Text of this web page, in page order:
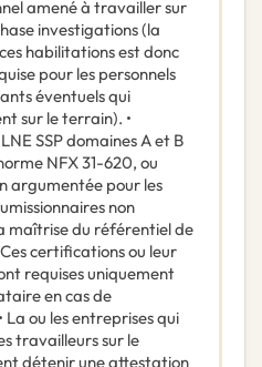
amené à travailler sur
investigations (la
habilitations est donc
pour les personnels
éventuels qui
sur le terrain). •
SSP domaines A et B
NFX 31-620, ou
argumentée pour les
non
maîtrise du référentiel de
certifications ou leur
requises uniquement
en cas de
La ou les entreprises qui
travailleurs sur le
détenir une attestation